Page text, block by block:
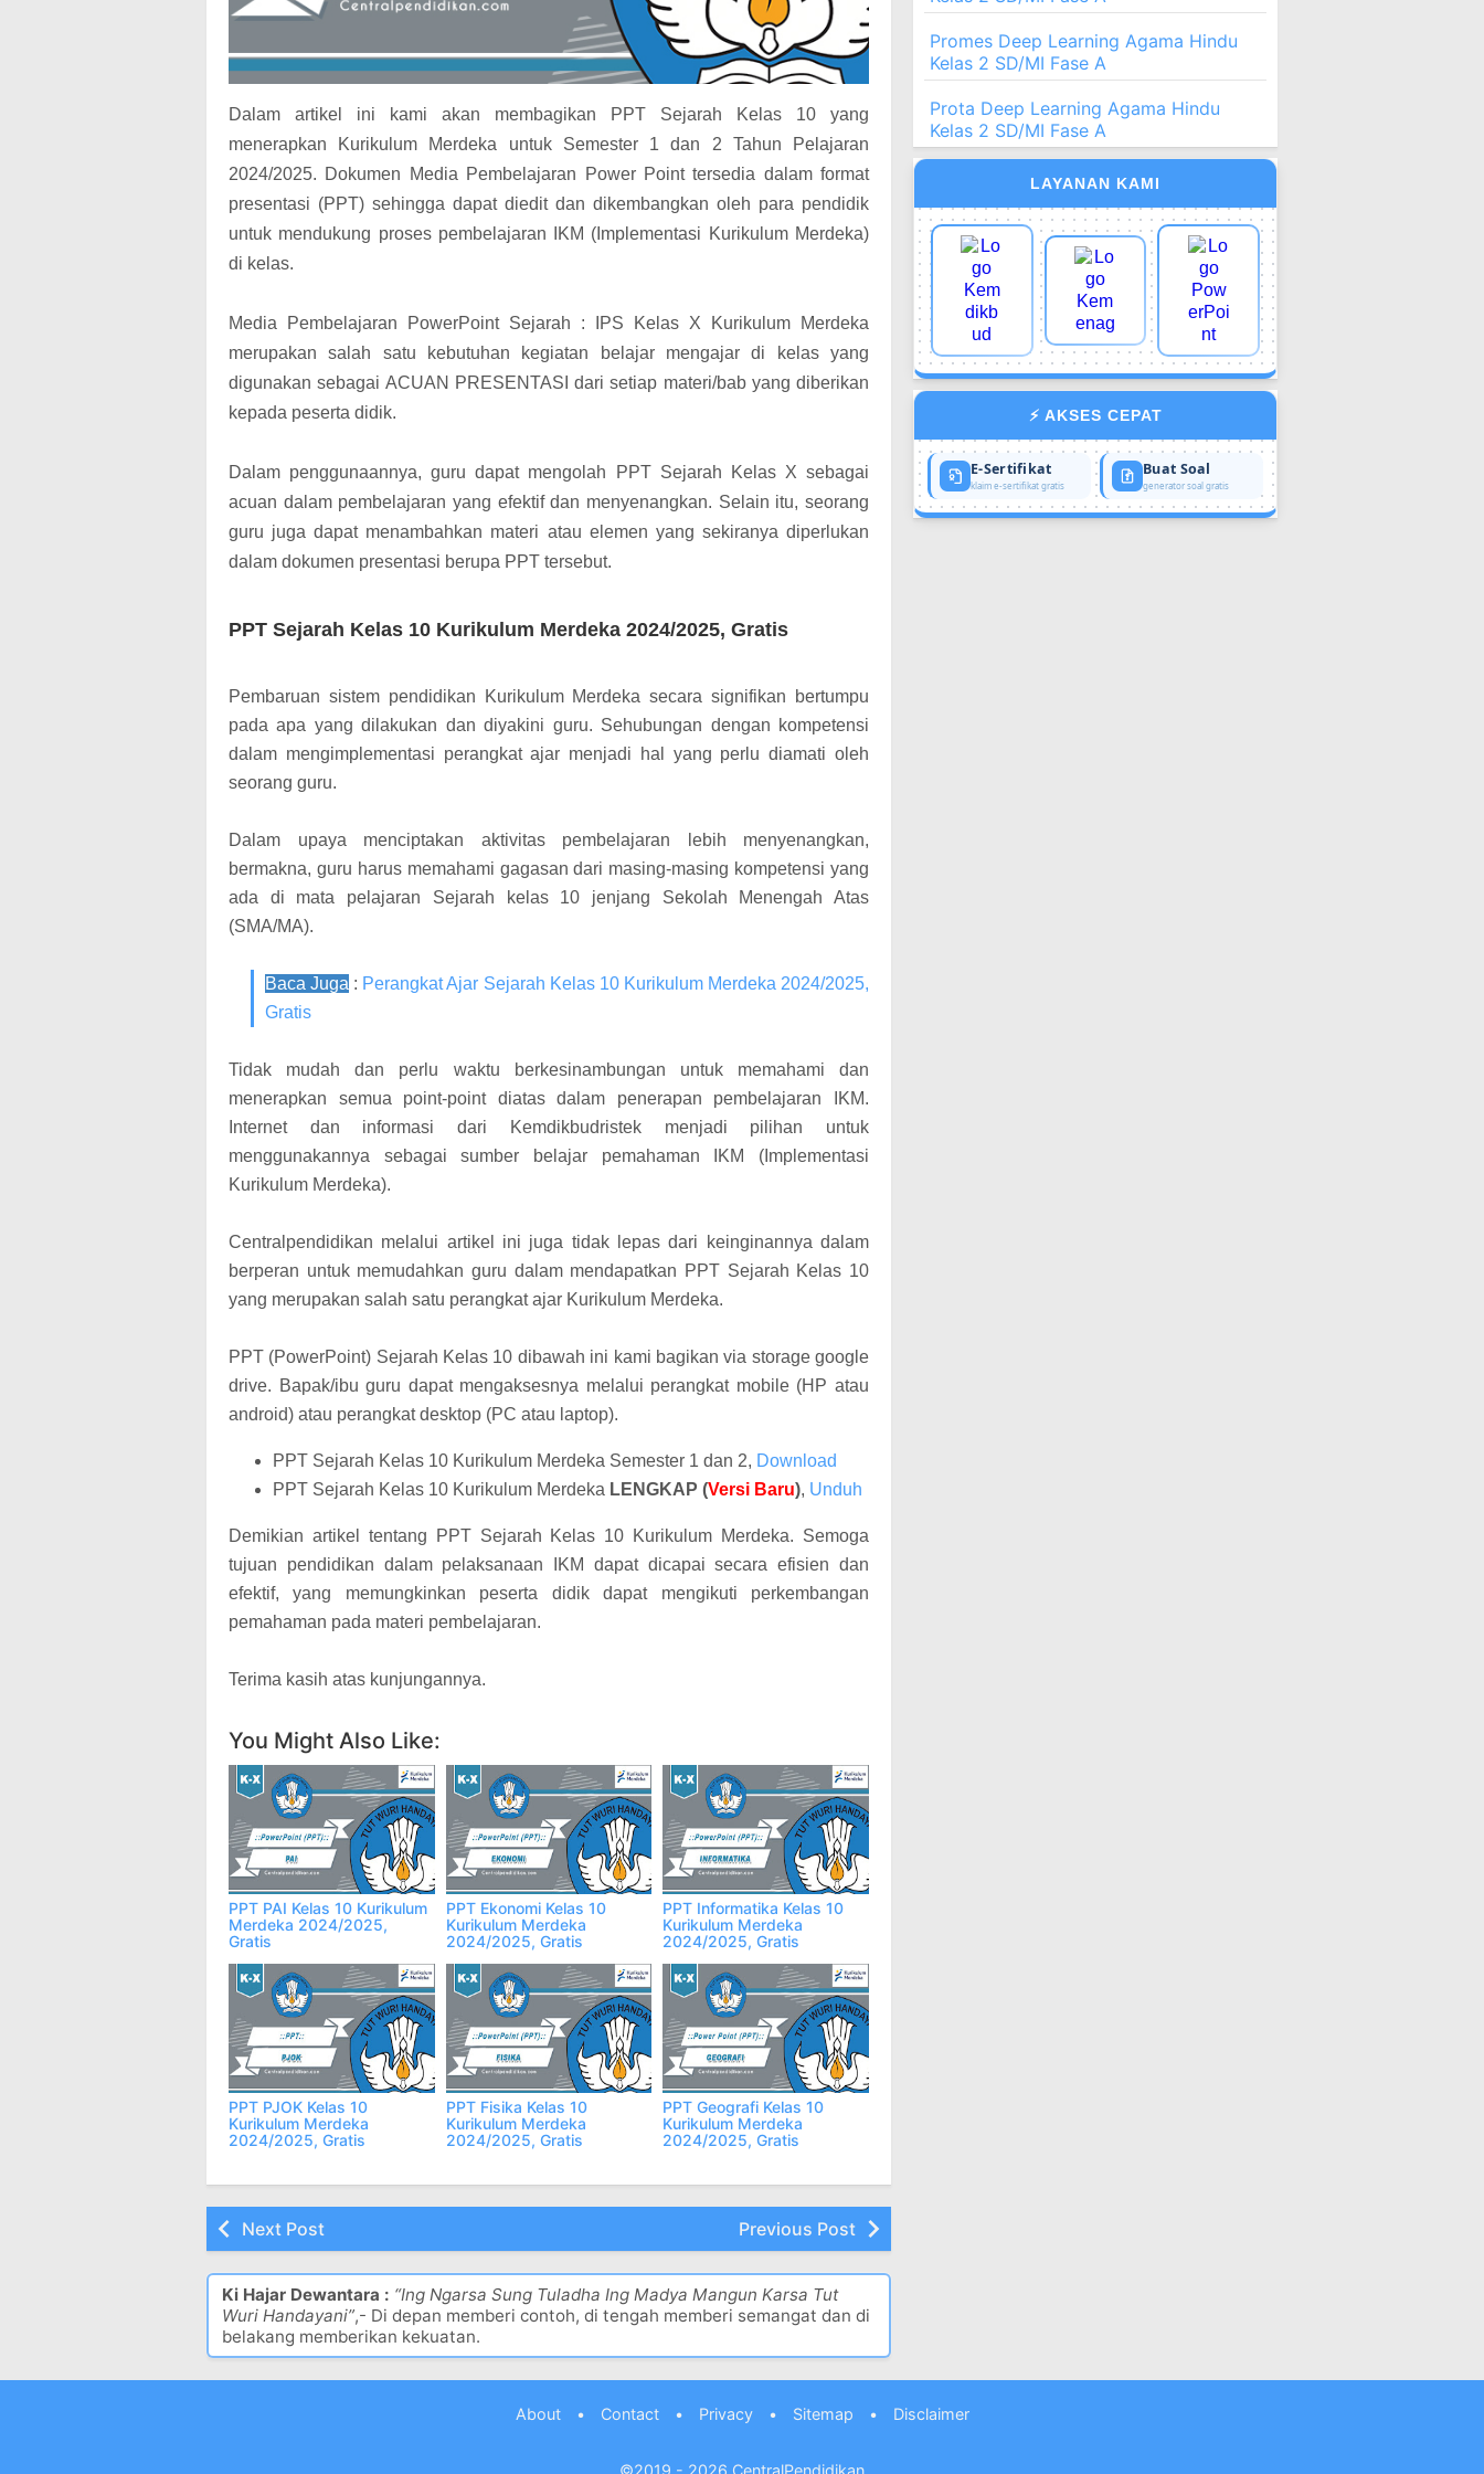
Dalam artikel ini kami akan membagikan PPT Sejarah Kelas 10 yang
menerapkan Kurikulum Merdeka untuk Semester 1 dan 2 Tahun Pelajaran
2024/2025. Dokumen Media Pembelajaran Power Point tersedia dalam format
presentasi (PPT) sehingga dapat diedit dan dikembangkan oleh para pendidik
untuk mendukung proses pembelajaran IKM (Implementasi Kurikulum Merdeka)
di kelas.
Media Pembelajaran PowerPoint Sejarah : IPS Kelas X Kurikulum Merdeka
merupakan salah satu kebutuhan kegiatan belajar mengajar di kelas yang
digunakan sebagai ACUAN PRESENTASI dari setiap materi/bab yang diberikan
kepada peserta didik.
Dalam penggunaannya, guru dapat mengolah PPT Sejarah Kelas X sebagai
acuan dalam pembelajaran yang efektif dan menyenangkan. Selain itu, seorang
guru juga dapat menambahkan materi atau elemen yang sekiranya diperlukan
dalam dokumen presentasi berupa PPT tersebut.
PPT Sejarah Kelas 10 Kurikulum Merdeka 2024/2025, Gratis
Pembaruan sistem pendidikan Kurikulum Merdeka secara signifikan bertumpu
pada apa yang dilakukan dan diyakini guru. Sehubungan dengan kompetensi
dalam mengimplementasi perangkat ajar menjadi hal yang perlu diamati oleh
seorang guru.
Dalam upaya menciptakan aktivitas pembelajaran lebih menyenangkan,
bermakna, guru harus memahami gagasan dari masing-masing kompetensi yang
ada di mata pelajaran Sejarah kelas 10 jenjang Sekolah Menengah Atas
(SMA/MA).
Baca Juga : Perangkat Ajar Sejarah Kelas 10 Kurikulum Merdeka 2024/2025,
Gratis
Tidak mudah dan perlu waktu berkesinambungan untuk memahami dan
menerapkan semua point-point diatas dalam penerapan pembelajaran IKM.
Internet dan informasi dari Kemdikbudristek menjadi pilihan untuk
menggunakannya sebagai sumber belajar pemahaman IKM (Implementasi
Kurikulum Merdeka).
Centralpendidikan melalui artikel ini juga tidak lepas dari keinginannya dalam
berperan untuk memudahkan guru dalam mendapatkan PPT Sejarah Kelas 10
yang merupakan salah satu perangkat ajar Kurikulum Merdeka.
PPT (PowerPoint) Sejarah Kelas 10 dibawah ini kami bagikan via storage google
drive. Bapak/ibu guru dapat mengaksesnya melalui perangkat mobile (HP atau
android) atau perangkat desktop (PC atau laptop).
PPT Sejarah Kelas 10 Kurikulum Merdeka Semester 1 dan 2, Download
PPT Sejarah Kelas 10 Kurikulum Merdeka LENGKAP (Versi Baru), Unduh
Demikian artikel tentang PPT Sejarah Kelas 10 Kurikulum Merdeka. Semoga
tujuan pendidikan dalam pelaksanaan IKM dapat dicapai secara efisien dan
efektif, yang memungkinkan peserta didik dapat mengikuti perkembangan
pemahaman pada materi pembelajaran.
Terima kasih atas kunjungannya.
You Might Also Like:
PPT PAI Kelas 10 Kurikulum
Merdeka 2024/2025,
Gratis
PPT Ekonomi Kelas 10
Kurikulum Merdeka
2024/2025, Gratis
PPT Informatika Kelas 10
Kurikulum Merdeka
2024/2025, Gratis
PPT PJOK Kelas 10
Kurikulum Merdeka
2024/2025, Gratis
PPT Fisika Kelas 10
Kurikulum Merdeka
2024/2025, Gratis
PPT Geografi Kelas 10
Kurikulum Merdeka
2024/2025, Gratis
Next Post Previous Post
Ki Hajar Dewantara : “Ing Ngarsa Sung Tuladha Ing Madya Mangun Karsa Tut
Wuri Handayani”,- Di depan memberi contoh, di tengah memberi semangat dan di
belakang memberikan kekuatan.
Promes Deep Learning Agama Hindu
Kelas 2 SD/MI Fase A
Prota Deep Learning Agama Hindu
Kelas 2 SD/MI Fase A
LAYANAN KAMI
⚡ AKSES CEPAT
E-Sertifikat
klaim e-sertifikat gratis
Buat Soal
generator soal gratis
About • Contact • Privacy • Sitemap • Disclaimer